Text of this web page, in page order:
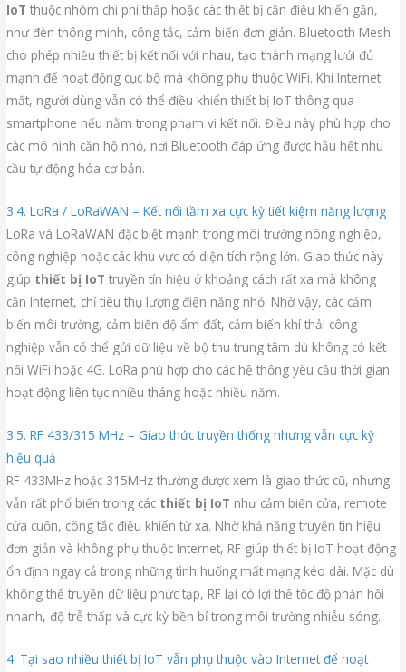
IoT thuộc nhóm chi phí thấp hoặc các thiết bị cần điều khiển gần,
như đèn thông minh, công tắc, cảm biến đơn giản. Bluetooth Mesh
cho phép nhiều thiết bị kết nối với nhau, tạo thành mạng lưới đủ
mạnh để hoạt động cục bộ mà không phụ thuộc WiFi. Khi Internet
mất, người dùng vẫn có thể điều khiển thiết bị IoT thông qua
smartphone nếu nằm trong phạm vi kết nối. Điều này phù hợp cho
các mô hình căn hộ nhỏ, nơi Bluetooth đáp ứng được hầu hết nhu
cầu tự động hóa cơ bản.
3.4. LoRa / LoRaWAN – Kết nối tầm xa cực kỳ tiết kiệm năng lượng
LoRa và LoRaWAN đặc biệt mạnh trong môi trường nông nghiệp,
công nghiệp hoặc các khu vực có diện tích rộng lớn. Giao thức này
giúp thiết bị IoT truyền tín hiệu ở khoảng cách rất xa mà không
cần Internet, chỉ tiêu thụ lượng điện năng nhỏ. Nhờ vậy, các cảm
biến môi trường, cảm biến độ ẩm đất, cảm biến khí thải công
nghiệp vẫn có thể gửi dữ liệu về bộ thu trung tâm dù không có kết
nối WiFi hoặc 4G. LoRa phù hợp cho các hệ thống yêu cầu thời gian
hoạt động liên tục nhiều tháng hoặc nhiều năm.
3.5. RF 433/315 MHz – Giao thức truyền thống nhưng vẫn cực kỳ
hiệu quả
RF 433MHz hoặc 315MHz thường được xem là giao thức cũ, nhưng
vẫn rất phổ biến trong các thiết bị IoT như cảm biến cửa, remote
cửa cuốn, công tắc điều khiển từ xa. Nhờ khả năng truyền tín hiệu
đơn giản và không phụ thuộc Internet, RF giúp thiết bị IoT hoạt động
ổn định ngay cả trong những tình huống mất mạng kéo dài. Mặc dù
không thể truyền dữ liệu phức tạp, RF lại có lợi thế tốc độ phản hồi
nhanh, độ trễ thấp và cực kỳ bền bỉ trong môi trường nhiễu sóng.
4. Tại sao nhiều thiết bị IoT vẫn phụ thuộc vào Internet để hoạt